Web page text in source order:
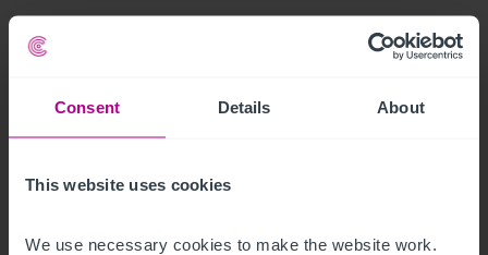
Consent Details About
This website uses cookies
We use necessary cookies to make the website work.